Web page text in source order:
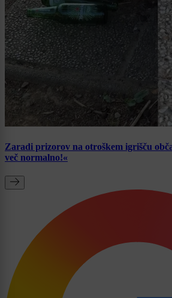
Zaradi prizorov na otroškem igrišču
več normalno!«